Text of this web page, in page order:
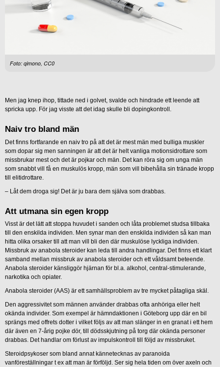
Foto: qimono, CC0
Men jag knep ihop, tittade ned i golvet, svalde och hindrade ett leende att
spricka upp. För jag visste att det idag skulle bli dopingkontroll.
Naiv tro bland män
Det finns fortfarande en naiv tro på att det är mest män med bulliga muskler
som dopar sig men sanningen är att det är helt vanliga motionsidrottare som
missbrukar mest och det är pojkar och män. Det kan röra sig om unga män
som snabbt vill få en muskulös kropp, män som vill bibehålla sin tränade kropp
till elitidrottare.
– Låt dem droga sig! Det är ju bara dem själva som drabbas.
Att utmana sin egen kropp
Visst är det lätt att stoppa huvudet i sanden och låta problemet studsa tillbaka
till den enskilda individen. Men synar man den enskilda individen så kan man
hitta olika orsaker till att man vill bli den där muskulöse lyckliga individen.
Missbruk av anabola steroider kan leda till andra handlingar. Det finns ett klart
samband mellan missbruk av anabola steroider och ett våldsamt beteende.
Anabola steroider känsliggör hjärnan för bl.a. alkohol, central-stimulerande,
narkotika och opiater.
Anabola steroider (AAS) är ett samhällsproblem av tre mycket påtagliga skäl.
Den aggressivitet som männen använder drabbas ofta anhöriga eller helt
okända individer. Som exempel är hämndaktionen i Göteborg upp där en bil
sprängs med offrets dotter i vilket följs av att man slänger in en granat i ett hem
där även en 7-årig pojke dör, till dödsskjutning på torg där okända personer
drabbas. Det handlar om förlust av impulskontroll till följd av missbruket.
Steroidpsykoser som bland annat kännetecknas av paranoida
vanföreställningar t ex att man är förföljd. Ser sig hela tiden om över axeln och